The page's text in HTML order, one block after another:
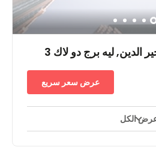
ليه برج دو لاك 3
عرض سعر سريع